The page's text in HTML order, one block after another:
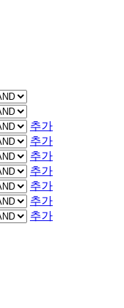
추가
추가
추가
추가
추가
추가
추가